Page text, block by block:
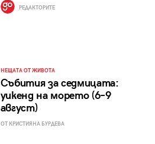
РЕДАКТОРИТЕ
НЕЩАТА ОТ ЖИВОТА
Събития за седмицата:
уикенд на морето (6–9
август)
ОТ КРИСТИЯНА БУРДЕВА